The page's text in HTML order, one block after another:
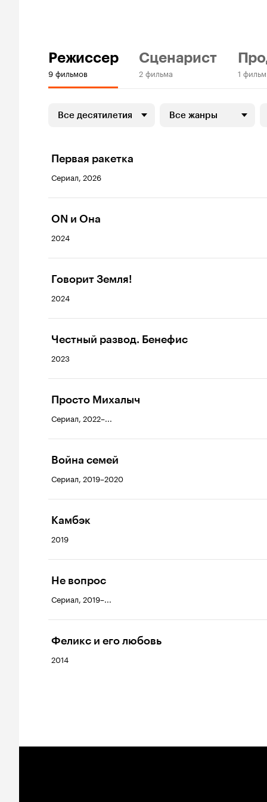
Режиссер
9 фильмов
Сценарист
2 фильма 1 фильм
Все десятилетия Все жанры
Первая ракетка
Сериал, 2026
ON и Она
2024
Говорит Земля!
2024
Честный развод. Бенефис
2023
Просто Михалыч
Сериал, 2022–...
Война семей
Сериал, 2019–2020
Камбэк
2019
Не вопрос
Сериал, 2019–...
Феликс и его любовь
2014